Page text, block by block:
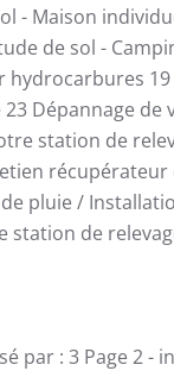
- Maison
de sol -
hydrocarbures 19
23 Dépannage
station de
récupérateur
pluie /
station de
par : 3 Page 2 -